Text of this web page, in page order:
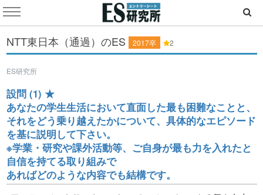
NTT東日本（通過）のES 2017卒 2
ES研究所
設問 (1) ★
あなたの学生生活において直面した最も困難なことと、
それをどう乗り越えたかについて、具体的なエピソード
を基に説明して下さい。
※学業・研究や課外活動等、ご自身が最も力を入れたと
自信を持てる取り組みで
あればどのような内容でも結構です。